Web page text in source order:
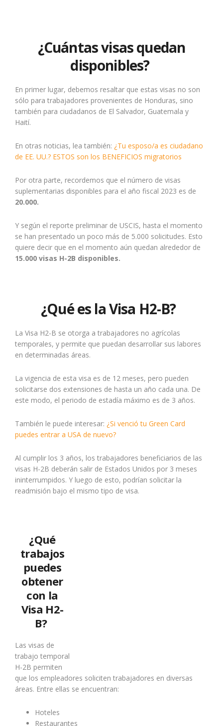
¿Cuántas visas quedan
disponibles?
En primer lugar, debemos resaltar que estas visas no son
sólo para trabajadores provenientes de Honduras, sino
también para ciudadanos de El Salvador, Guatemala y
Haití.
En otras noticias, lea también: ¿Tu esposo/a es ciudadano
de EE. UU.? ESTOS son los BENEFICIOS migratorios
Por otra parte, recordemos que el número de visas
suplementarias disponibles para el año fiscal 2023 es de
20.000.
Y según el reporte preliminar de USCIS, hasta el momento
se han presentado un poco más de 5.000 solicitudes. Esto
quiere decir que en el momento aún quedan alrededor de
15.000 visas H-2B disponibles.
¿Qué es la Visa H2-B?
La Visa H2-B se otorga a trabajadores no agrícolas
temporales, y permite que puedan desarrollar sus labores
en determinadas áreas.
La vigencia de esta visa es de 12 meses, pero pueden
solicitarse dos extensiones de hasta un año cada una. De
este modo, el periodo de estadía máximo es de 3 años.
También le puede interesar: ¿Si venció tu Green Card
puedes entrar a USA de nuevo?
Al cumplir los 3 años, los trabajadores beneficiarios de las
visas H-2B deberán salir de Estados Unidos por 3 meses
ininterrumpidos. Y luego de esto, podrían solicitar la
readmisión bajo el mismo tipo de visa.
¿Qué
trabajos
puedes
obtener
con la
Visa H2-
B?
Las visas de
trabajo temporal
H-2B permiten
que los empleadores soliciten trabajadores en diversas
áreas. Entre ellas se encuentran:
Hoteles
Restaurantes